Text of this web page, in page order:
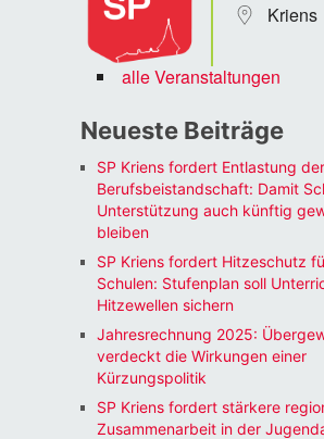
Kriens
alle Veranstaltungen
Neueste Beiträge
SP Kriens fordert Entlastung der
Berufsbeistandschaft: Damit
Unterstützung auch künftig
bleiben
SP Kriens fordert Hitzeschutz
Schulen: Stufenplan soll
Hitzewellen sichern
Jahresrechnung 2025:
verdeckt die Wirkungen einer
Kürzungspolitik
SP Kriens fordert stärkere
Zusammenarbeit in der